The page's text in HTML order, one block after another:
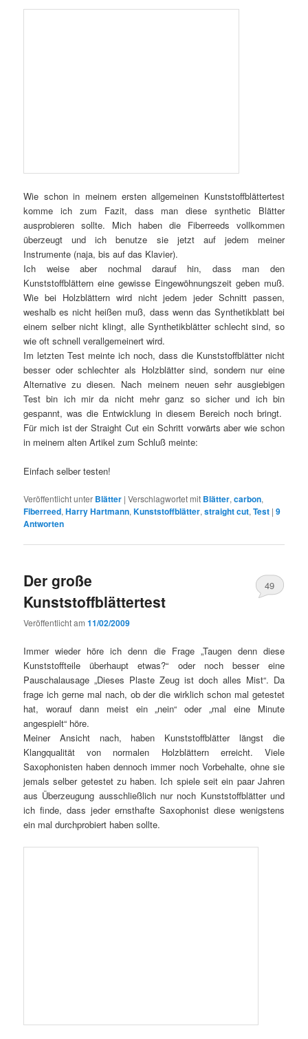
Wie schon in meinem ersten allgemeinen Kunststoffblättertest
komme ich zum Fazit, dass man diese synthetic Blätter
ausprobieren sollte. Mich haben die Fiberreeds vollkommen
überzeugt und ich benutze sie jetzt auf jedem meiner
Instrumente (naja, bis auf das Klavier).
Ich weise aber nochmal darauf hin, dass man den
Kunststoffblättern eine gewisse Eingewöhnungszeit geben muß.
Wie bei Holzblättern wird nicht jedem jeder Schnitt passen,
weshalb es nicht heißen muß, dass wenn das Synthetikblatt bei
einem selber nicht klingt, alle Synthetikblätter schlecht sind, so
wie oft schnell verallgemeinert wird.
Im letzten Test meinte ich noch, dass die Kunststoffblätter nicht
besser oder schlechter als Holzblätter sind, sondern nur eine
Alternative zu diesen. Nach meinem neuen sehr ausgiebigen
Test bin ich mir da nicht mehr ganz so sicher und ich bin
gespannt, was die Entwicklung in diesem Bereich noch bringt.
Für mich ist der Straight Cut ein Schritt vorwärts aber wie schon
in meinem alten Artikel zum Schluß meinte:
Einfach selber testen!
Veröffentlicht unter Blätter |Verschlagwortet mit Blätter,carbon,
Fiberreed,Harry Hartmann,Kunststoffblätter,straight cut,Test |9
Antworten
Der große
Kunststoffblättertest
Veröffentlicht am11/02/2009
49
Immer wieder höre ich denn die Frage „Taugen denn diese
Kunststoffteile überhaupt etwas?“ oder noch besser eine
Pauschalausage „Dieses Plaste Zeug ist doch alles Mist“. Da
frage ich gerne mal nach, ob der die wirklich schon mal getestet
hat, worauf dann meist ein „nein“ oder „mal eine Minute
angespielt“ höre.
Meiner Ansicht nach, haben Kunststoffblätter längst die
Klangqualität von normalen Holzblättern erreicht. Viele
Saxophonisten haben dennoch immer noch Vorbehalte, ohne sie
jemals selber getestet zu haben. Ich spiele seit ein paar Jahren
aus Überzeugung ausschließlich nur noch Kunststoffblätter und
ich finde, dass jeder ernsthafte Saxophonist diese wenigstens
ein mal durchprobiert haben sollte.